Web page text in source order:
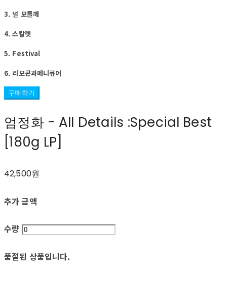
3. 널 모를께
4. 스칼렛
5. Festival
6. 리모콘과메니큐어
구매하기
엄정화 - All Details :Special Best
[180g LP]
42,500원
추가 금액
수량
품절된 상품입니다.